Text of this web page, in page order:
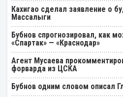
Кахигао сделал заявление о
Массалыги
Бубнов спрогнозировал, как
«Спартак» — «Краснодар»
Агент Мусаева
форварда из ЦСКА
Бубнов одним словом описал